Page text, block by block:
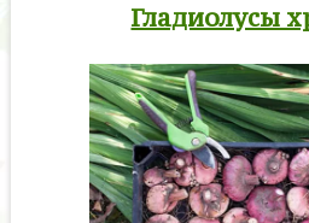
Гладиолусы